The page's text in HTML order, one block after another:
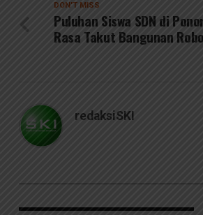
DON'T MISS
Puluhan Siswa SDN di
Rasa Takut Bangunan
redaksiSKI